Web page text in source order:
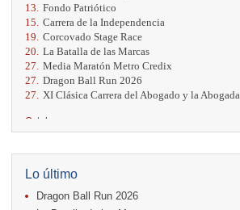
13. Fondo Patriótico
15. Carrera de la Independencia
19. Corcovado Stage Race
20. La Batalla de las Marcas
27. Media Maratón Metro Credix
27. Dragon Ball Run 2026
27.
XI Clásica Carrera del Abogado y la Abogada
Octubre
04. San Carlos Rosa
04.
Relevos Tres Ríos
04. Kilómetros Rosa
11. Run In The City
Lo último
Dragon Ball Run 2026